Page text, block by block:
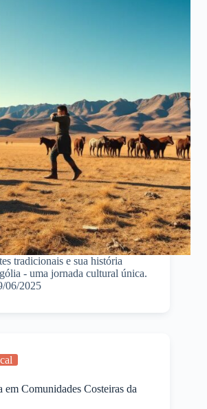
tradicionais e sua história
- uma jornada cultural única.
06/2025
em Comunidades Costeiras da